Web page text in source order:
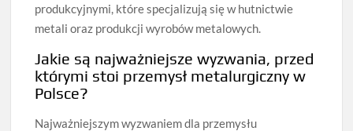
produkcyjnymi, które specjalizują się w hutnictwie
metali oraz produkcji wyrobów metalowych.
Jakie są najważniejsze wyzwania, przed
którymi stoi przemysł metalurgiczny w
Polsce?
Najważniejszym wyzwaniem dla przemysłu